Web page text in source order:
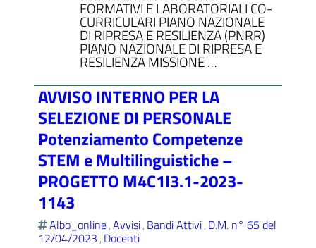
FORMATIVI E LABORATORIALI CO-
CURRICULARI PIANO NAZIONALE
DI RIPRESA E RESILIENZA (PNRR)
PIANO NAZIONALE DI RIPRESA E
RESILIENZA MISSIONE …
AVVISO INTERNO PER LA
SELEZIONE DI PERSONALE
Potenziamento Competenze
STEM e Multilinguistiche –
PROGETTO M4C1I3.1-2023-
1143
Albo_online,Avvisi, Bandi Attivi, D.M. n° 65 del
12/04/2023, Docenti